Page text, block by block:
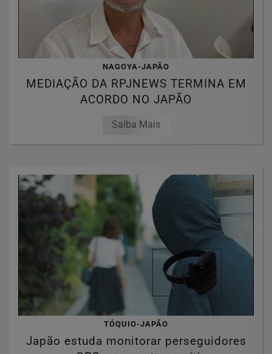
NAGOYA-JAPÃO
MEDIAÇÃO DA RPJNEWS TERMINA EM
ACORDO NO JAPÃO
Saiba Mais
TÓQUIO-JAPÃO
Japão estuda monitorar perseguidores